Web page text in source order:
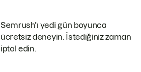
Semrush'ı yedi gün boyunca
ücretsiz deneyin. İstediğiniz zaman
iptal edin.